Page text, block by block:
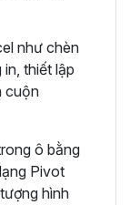
như chèn
thiết lập
cuộn
ô bằng
Pivot
hình